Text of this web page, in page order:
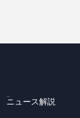
ニュース解説